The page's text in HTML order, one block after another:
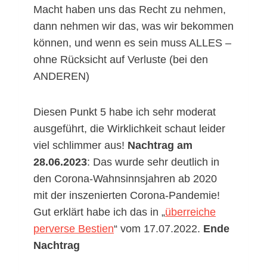
Macht haben uns das Recht zu nehmen,
dann nehmen wir das, was wir bekommen
können, und wenn es sein muss ALLES –
ohne Rücksicht auf Verluste (bei den
ANDEREN)
Diesen Punkt 5 habe ich sehr moderat
ausgeführt, die Wirklichkeit schaut leider
viel schlimmer aus! Nachtrag am
28.06.2023: Das wurde sehr deutlich in
den Corona-Wahnsinnsjahren ab 2020
mit der inszenierten Corona-Pandemie!
Gut erklärt habe ich das in „überreiche
perverse Bestien“ vom 17.07.2022. Ende
Nachtrag